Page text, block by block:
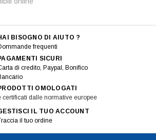
BISOGNO DI AIUTO ?
frequenti
SICURI
di credito, Paypal, Bonifico
OMOLOGATI
certificati dalle normative europee
IL TUO ACCOUNT
il tuo ordine